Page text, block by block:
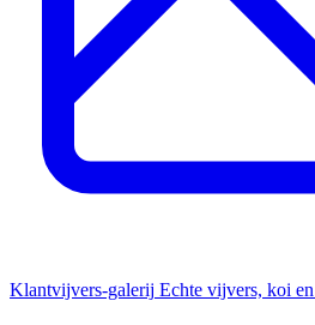
Klantvijvers-galerij Echte vijvers, koi